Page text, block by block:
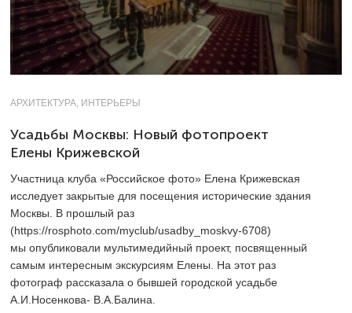
АРХИТЕКТУРА, ИНТЕРЬЕРЫ
Усадьбы Москвы: Новый фотопроект
Елены Крижевской
Участница клуба «Российское фото» Елена Крижевская
исследует закрытые для посещения исторические здания
Москвы. В прошлый раз
(https://rosphoto.com/myclub/usadby_moskvy-6708)
мы опубликовали мультимедийный проект, посвященный
самым интересным экскурсиям Елены. На этот раз
фотограф рассказала о бывшей городской усадьбе
А.И.Носенкова- В.А.Балина.